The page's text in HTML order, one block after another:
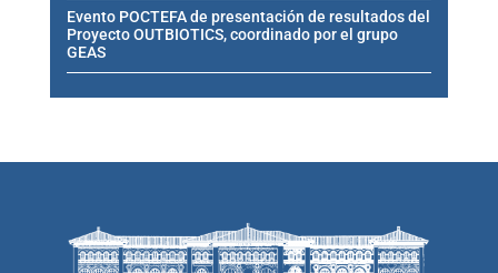
Evento POCTEFA de presentación de resultados del
Proyecto OUTBIOTICS, coordinado por el grupo
GEAS